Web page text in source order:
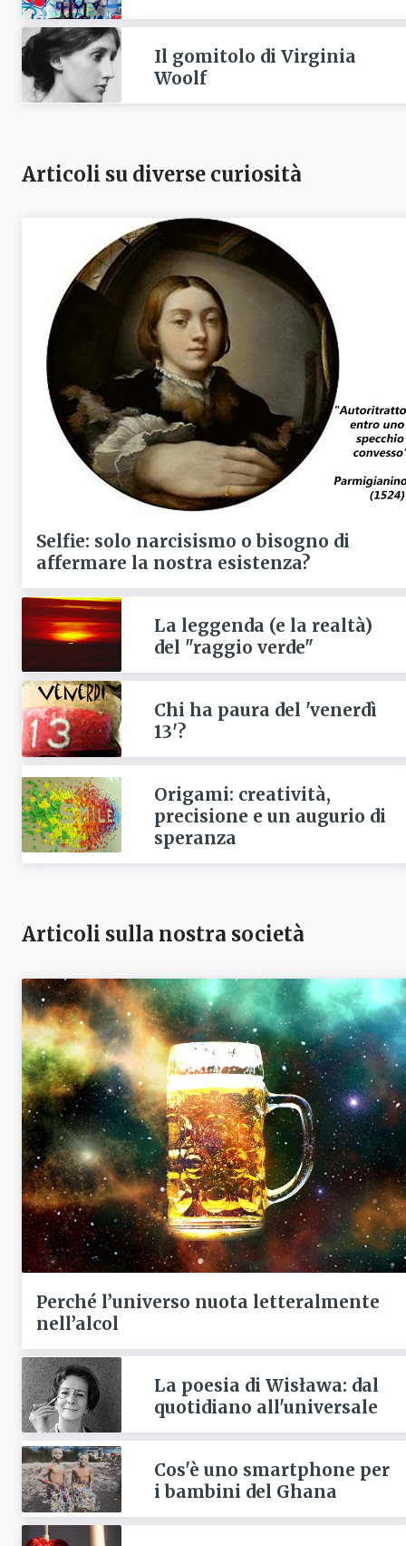
Il gomitolo di Virginia
Woolf
Articoli su diverse curiosità
Selfie: solo narcisismo o bisogno di
affermare la nostra esistenza?
La leggenda (e la realtà)
del "raggio verde"
Chi ha paura del 'venerdì
13'?
Origami: creatività,
precisione e un augurio di
speranza
Articoli sulla nostra società
Perché l’universo nuota letteralmente
nell’alcol
La poesia di Wisława: dal
quotidiano all'universale
Cos'è uno smartphone per
i bambini del Ghana